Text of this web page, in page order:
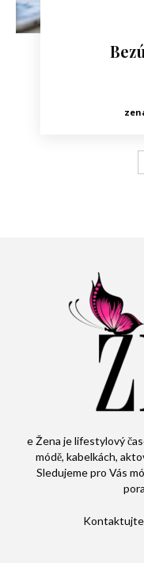
e Žena je lifestylový
módě, kabelkách,
Sledujeme pro Vás
Kontaktujte